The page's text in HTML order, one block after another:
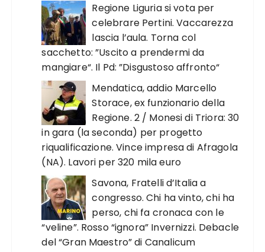
Regione Liguria si vota per
celebrare Pertini. Vaccarezza
lascia l’aula. Torna col
sacchetto: ”Uscito a prendermi da
mangiare“. Il Pd: ”Disgustoso affronto“
Mendatica, addio Marcello
Storace, ex funzionario della
Regione. 2 / Monesi di Triora: 30
in gara (la seconda) per progetto
riqualificazione. Vince impresa di Afragola
(NA). Lavori per 320 mila euro
Savona, Fratelli d’Italia a
congresso. Chi ha vinto, chi ha
perso, chi fa cronaca con le
“veline”. Rosso “ignora” Invernizzi. Debacle
del “Gran Maestro” di Canalicum